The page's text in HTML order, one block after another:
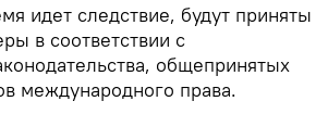
идет следствие, будут приняты
в соответствии с
общепринятых
международного права.